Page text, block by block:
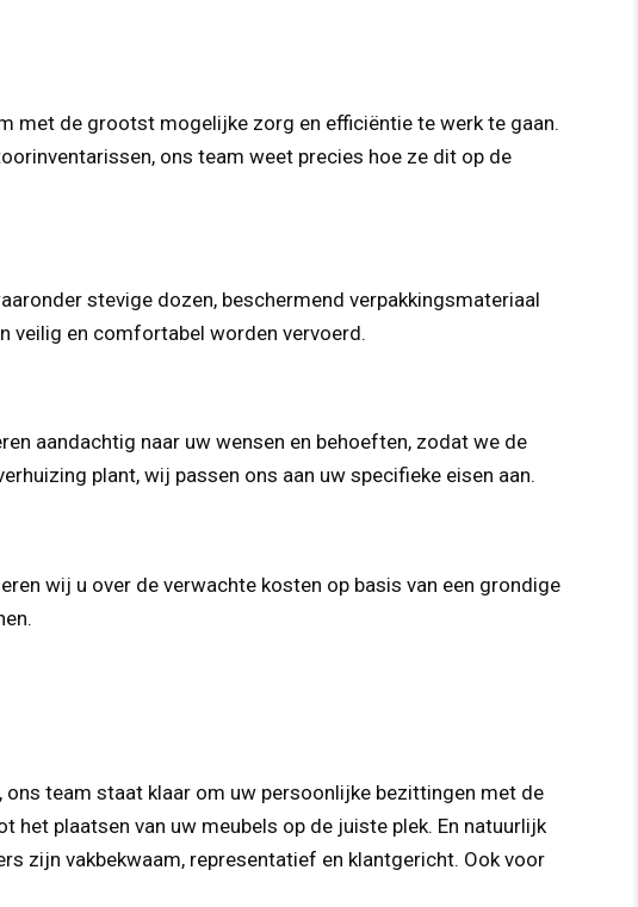
met de grootst mogelijke zorg en efficiëntie te werk te gaan.
ons team weet precies hoe ze dit op de
stevige dozen, beschermend verpakkingsmateriaal
veilig en comfortabel worden vervoerd.
aandachtig naar uw wensen en behoeften, zodat we de
plant, wij passen ons aan uw specifieke eisen aan.
wij u over de verwachte kosten op basis van een grondige
ons team staat klaar om uw persoonlijke bezittingen met de
het plaatsen van uw meubels op de juiste plek. En natuurlijk
zijn vakbekwaam, representatief en klantgericht. Ook voor